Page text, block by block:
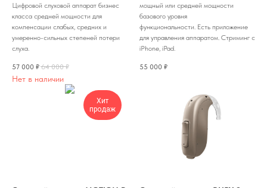
Цифровой слуховой аппарат бизнес
класса средней мощности для
компенсации слабых, средних и
умеренно-сильных степеней потери
слуха.
57 000 ₽ 64 000 ₽
Нет в наличии
мощный или средней мощности
базового уровня
функциональности. Есть приложение
для управления аппаратом. Стриминг с
iPhone, iPad.
55 000 ₽
Хит
продаж